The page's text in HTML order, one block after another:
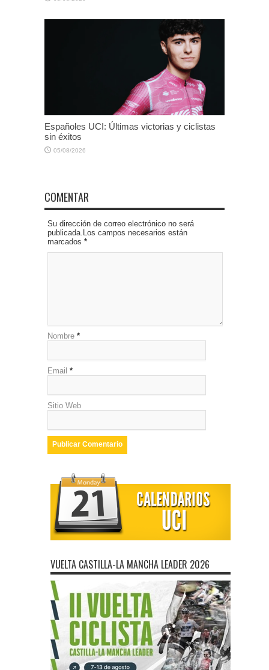
Españoles UCI: Últimas victorias y ciclistas
sin éxitos
05/08/2026
COMENTAR
Su dirección de correo electrónico no será
publicada.Los campos necesarios están
marcados *
Nombre *
Email *
Sitio Web
VUELTA CASTILLA-LA MANCHA LEADER 2026